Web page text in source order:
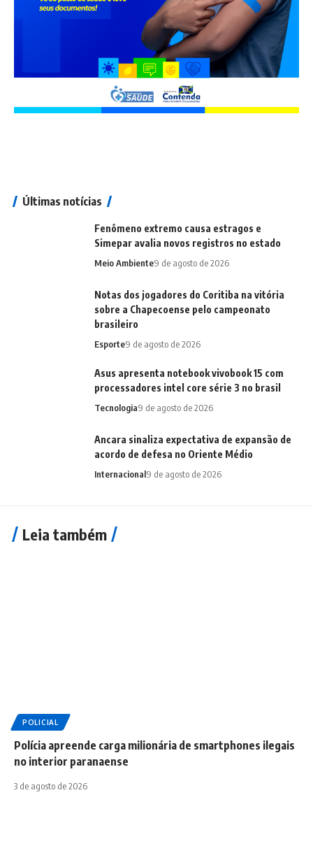
Últimas notícias
Fenômeno extremo causa estragos e
Simepar avalia novos registros no estado
Meio Ambiente9 de agosto de 2026
Notas dos jogadores do Coritiba na vitória
sobre a Chapecoense pelo campeonato
brasileiro
Esporte9 de agosto de 2026
Asus apresenta notebook vivobook 15 com
processadores intel core série 3 no brasil
Tecnologia9 de agosto de 2026
Ancara sinaliza expectativa de expansão de
acordo de defesa no Oriente Médio
Internacional9 de agosto de 2026
Leia também
POLICIAL
Polícia apreende carga milionária de smartphones ilegais
no interior paranaense
3 de agosto de 2026